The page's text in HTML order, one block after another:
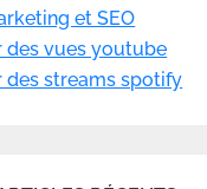
et SEO
des vues youtube
des streams spotify